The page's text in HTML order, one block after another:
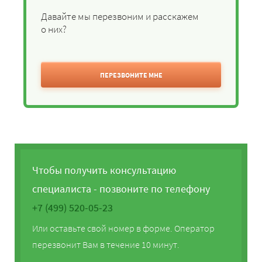
Давайте мы перезвоним и расскажем
о них?
ПЕРЕЗВОНИТЕ МНЕ
Чтобы получить консультацию
специалиста - позвоните по телефону
+7 (499) 520-05-23
Или оставьте свой номер в форме. Оператор
перезвонит Вам в течение 10 минут.